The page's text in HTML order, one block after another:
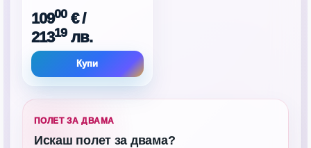
10900 €/
21319лв.
Купи
ПОЛЕТ ЗА ДВАМА
Искаш полет за двама?